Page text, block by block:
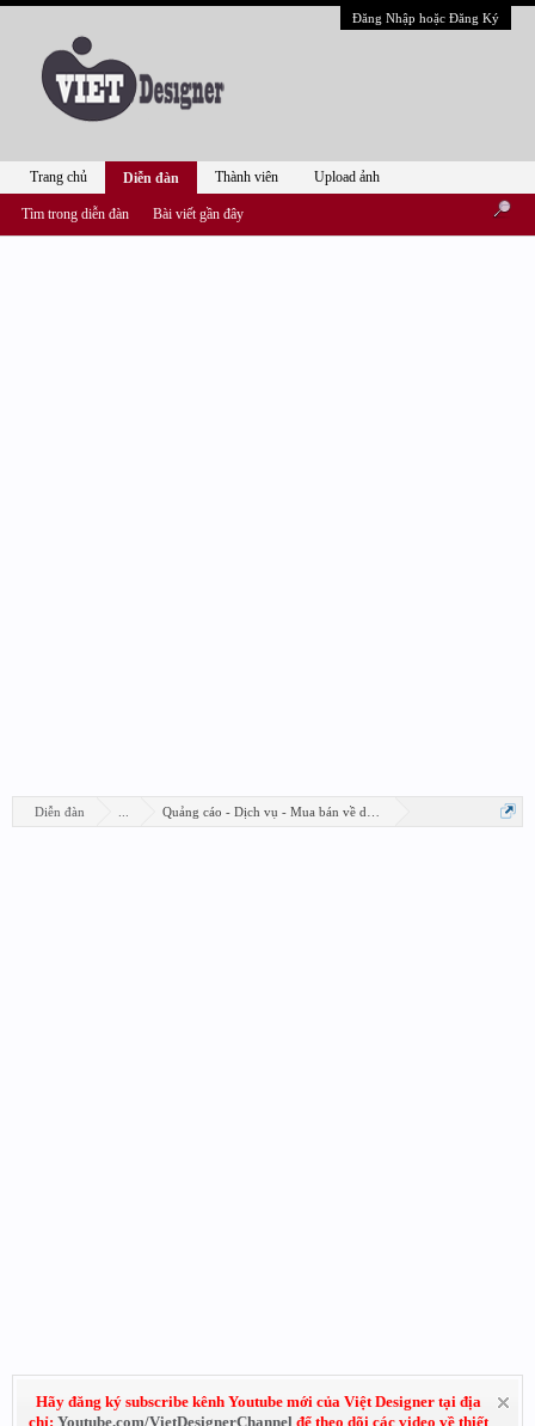
Đăng Nhập hoặc Đăng Ký
Diễn đàn Quảng cáo - Dịch vụ - Mua bán về design
Hãy đăng ký subscribe kênh Youtube mới của Việt Designer tại địa
chỉ: Youtube.com/VietDesignerChannel để theo dõi các video về thiết
Trang chủ Diễn đàn
Tìm trong diễn đàn Bài viết gần đây
Thành viên Upload ảnh